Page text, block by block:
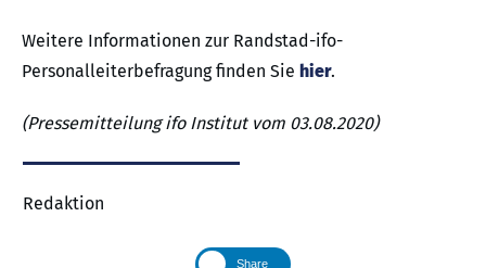
Weitere Informationen zur Randstad-ifo-
Personalleiterbefragung finden Sie hier.
(Pressemitteilung ifo Institut vom 03.08.2020)
Redaktion
Share